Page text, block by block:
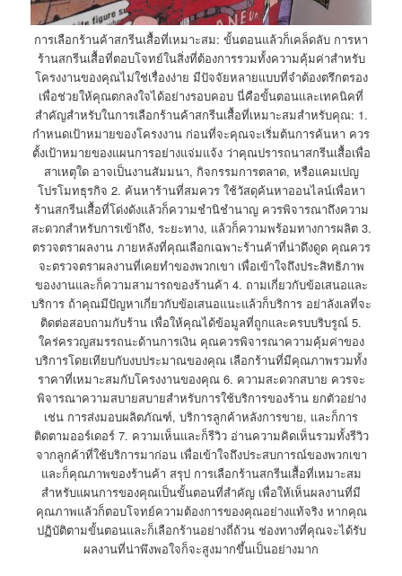
การเลือกร้านค้าสกรีนเสื้อที่เหมาะสม: ขั้นตอนแล้วก็เคล็ดลับ การหา
ร้านสกรีนเสื้อที่ตอบโจทย์ในสิ่งที่ต้องการรวมทั้งความคุ้มค่าสำหรับ
โครงงานของคุณไม่ใช่เรื่องง่าย มีปัจจัยหลายแบบที่จำต้องตรึกตรอง
เพื่อช่วยให้คุณตกลงใจได้อย่างรอบคอบ นี่คือขั้นตอนและเทคนิคที่
สำคัญสำหรับในการเลือกร้านค้าสกรีนเสื้อที่เหมาะสมสำหรับคุณ: 1.
กำหนดเป้าหมายของโครงงาน ก่อนที่จะคุณจะเริ่มต้นการค้นหา ควร
ตั้งเป้าหมายของแผนการอย่างแจ่มแจ้ง ว่าคุณปรารถนาสกรีนเสื้อเพื่อ
สาเหตุใด อาจเป็นงานสัมมนา, กิจกรรมการตลาด, หรือแคมเปญ
โปรโมทธุรกิจ 2. ค้นหาร้านที่สมควร ใช้วัสดุค้นหาออนไลน์เพื่อหา
ร้านสกรีนเสื้อที่โด่งดังแล้วก็ความชำนิชำนาญ ควรพิจารณาถึงความ
สะดวกสำหรับการเข้าถึง, ระยะทาง, แล้วก็ความพร้อมทางการผลิต 3.
ตรวจตราผลงาน ภายหลังที่คุณเลือกเฉพาะร้านค้าที่น่าดึงดูด คุณควร
จะตรวจตราผลงานที่เคยทำของพวกเขา เพื่อเข้าใจถึงประสิทธิภาพ
ของงานและก็ความสามารถของร้านค้า 4. ถามเกี่ยวกับข้อเสนอและ
บริการ ถ้าคุณมีปัญหาเกี่ยวกับข้อเสนอแนะแล้วก็บริการ อย่าลังเลที่จะ
ติดต่อสอบถามกับร้าน เพื่อให้คุณได้ข้อมูลที่ถูกและครบบริบรูณ์ 5.
ใคร่ครวญสมรรถนะด้านการเงิน คุณควรพิจารณาความคุ้มค่าของ
บริการโดยเทียบกับงบประมาณของคุณ เลือกร้านที่มีคุณภาพรวมทั้ง
ราคาที่เหมาะสมกับโครงงานของคุณ 6. ความสะดวกสบาย ควรจะ
พิจารณาความสบายสบายสำหรับการใช้บริการของร้าน ยกตัวอย่าง
เช่น การส่งมอบผลิตภัณฑ์, บริการลูกค้าหลังการขาย, และก็การ
ติดตามออร์เดอร์ 7. ความเห็นและก็รีวิว อ่านความคิดเห็นรวมทั้งรีวิว
จากลูกค้าที่ใช้บริการมาก่อน เพื่อเข้าใจถึงประสบการณ์ของพวกเขา
และก็คุณภาพของร้านค้า สรุป การเลือกร้านสกรีนเสื้อที่เหมาะสม
สำหรับแผนการของคุณเป็นขั้นตอนที่สำคัญ เพื่อให้เห็นผลงานที่มี
คุณภาพแล้วก็ตอบโจทย์ความต้องการของคุณอย่างแท้จริง หากคุณ
ปฏิบัติตามขั้นตอนและก็เลือกร้านอย่างถี่ถ้วน ช่องทางที่คุณจะได้รับ
ผลงานที่น่าพึงพอใจก็จะสูงมากขึ้นเป็นอย่างมาก